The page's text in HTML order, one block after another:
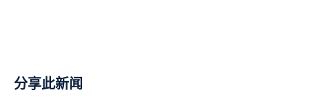
分享此新闻